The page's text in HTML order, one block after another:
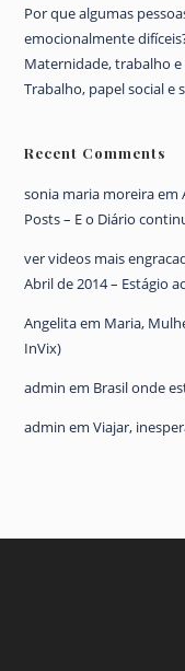
Por que algumas
emocionalmente
Maternidade, trabalho
Trabalho, papel social e
Recent Comments
sonia maria moreiraem
Posts – E o Diário
ver videos mais
Abril de 2014 – Estágio
Angelitaem Maria,
InVix)
admin em Brasil onde
admin emViajar,